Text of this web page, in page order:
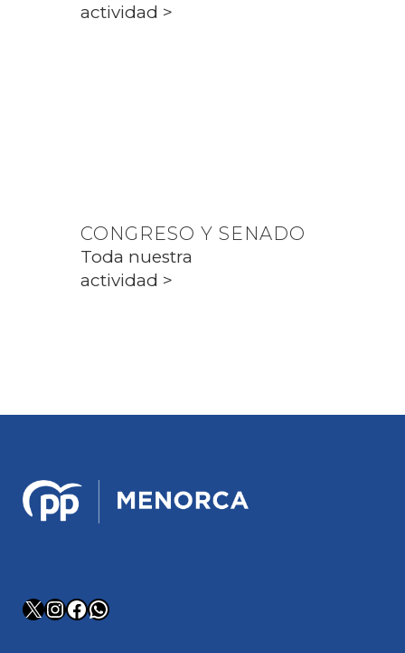
actividad >
CONGRESO Y SENADO
Toda nuestra
actividad >
X Instagram
Facebook
WhatsApp